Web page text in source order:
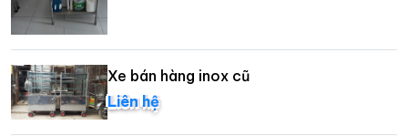
Xe bán hàng inox cũ
Liên hệ